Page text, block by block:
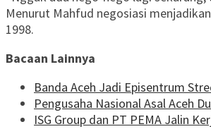
Menurut Mahfud negosiasi
1998.
Bacaan Lainnya
Banda Aceh Jadi Episentrum
Pengusaha Nasional Asal Aceh
ISG Group dan PT PEMA Jalin